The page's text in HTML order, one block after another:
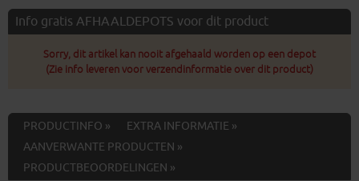
Info gratis AFHAALDEPOTS voor dit product
Sorry, dit artikel kan nooit afgehaald worden op een depot
(Zie info leveren voor verzendinformatie over dit product)
PRODUCTINFO »
EXTRA INFORMATIE »
AANVERWANTE PRODUCTEN »
PRODUCTBEOORDELINGEN »